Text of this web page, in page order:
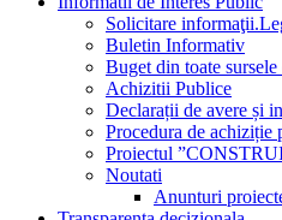
Solicitare
Buletin Informativ
Buget din toate
Achizitii Publice
Declarații de avere și
Procedura de
Proiectul
Noutati
Anunturi